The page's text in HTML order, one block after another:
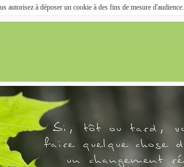
à déposer un cookie à des fins de mesure d'audience.